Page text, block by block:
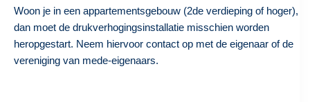
Woon je in een appartementsgebouw (2de verdieping of hoger),
dan moet de drukverhogingsinstallatie misschien worden
heropgestart. Neem hiervoor contact op met de eigenaar of de
vereniging van mede-eigenaars.